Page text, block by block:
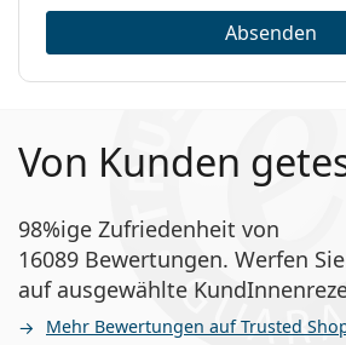
Absenden
Von Kunden
98%ige Zufriedenheit von
16089 Bewertungen. Werfen
auf ausgewählte
Mehr Bewertungen auf Trusted